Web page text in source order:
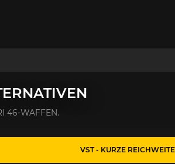
46-WAFFEN.
VST - KURZE REICHWEITE